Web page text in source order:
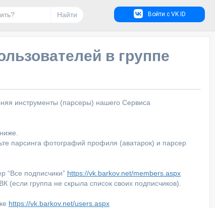
Войти с VK ID
Найти
в группе
инструменты (парсеры) нашего Сервиса
парсинга фотографий профиля (аватарок) и парсер
“Все подписчики” https://vk.barkov.net/members.aspx
(если группа не скрыла список своих подписчиков).
https://vk.barkov.net/users.aspx